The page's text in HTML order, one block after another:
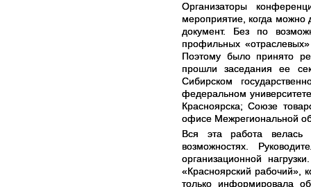
Организаторы
мероприятие, когда можно
документ. Без по
профильных
Поэтому было принято
прошли заседания ее
Сибирском
федеральном
Красноярска; Союзе
офисе Межрегиональной
Вся эта работа велась
возможностях.
организационной
«Красноярский рабочий»,
только информировала